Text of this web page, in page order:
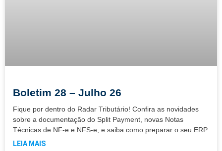
Boletim 28 – Julho 26
Fique por dentro do Radar Tributário! Confira as novidades
sobre a documentação do Split Payment, novas Notas
Técnicas de NF-e e NFS-e, e saiba como preparar o seu ERP.
LEIA MAIS